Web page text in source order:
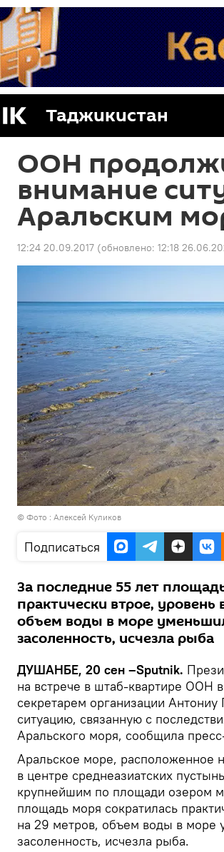
Таджикистан
ООН
внимание
Аральским
12:24 20.09.2017 (обновлено: 12:18
© Фото : Алексей Куликов
Подписаться
За последние 55 лет
практически втрое,
объем воды в море
засоленность, исчезла рыба
ДУШАНБЕ, 20 сен –Sputnik.
на встрече в штаб-квартире ООН
секретарем организации Антониу
ситуацию, связанную с
Аральского моря, сообщила
Аральское море, расположенное
в центре среднеазиатских
крупнейшим по площади озером
площадь моря сократилась
на 29 метров, объем воды в море
засоленность, исчезла рыба.